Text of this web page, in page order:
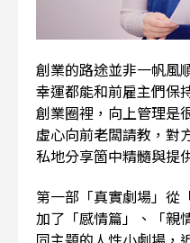
創業的路途並非一帆風
幸運都能和前雇主們保
創業圈裡，向上管理是
虛心向前老闆請教，對
私地分享箇中精髓與提
第一部「真實劇場」從
加了「感情篇」、「親